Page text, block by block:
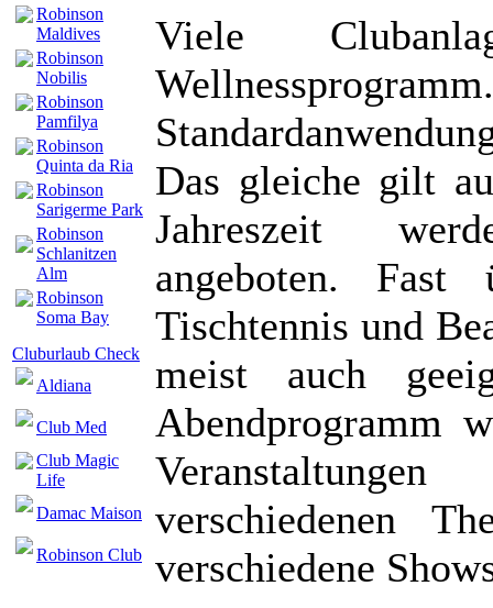
Robinson
Maldives
Robinson
Nobilis
Robinson
Pamfilya
Robinson
Quinta da Ria
Robinson
Sarigerme Park
Robinson
Schlanitzen
Alm
Robinson
Soma Bay
Cluburlaub Check
Aldiana
Club Med
Club Magic
Life
Damac Maison
Robinson Club
Viele
Das gleiche gilt
Jahreszeit
angeboten. Fast
Tischtennis und
meist auch
Abendprogramm
verschiedenen
verschiedene